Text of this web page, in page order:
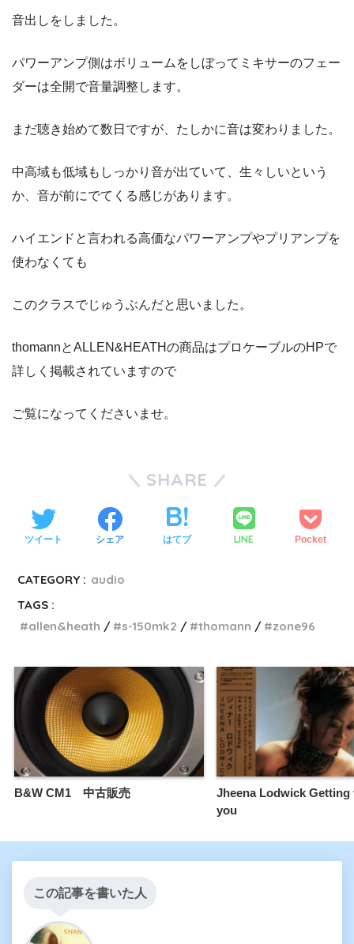
音出しをしました。
パワーアンプ側はボリュームをしぼってミキサーのフェー
ダーは全開で音量調整します。
まだ聴き始めて数日ですが、たしかに音は変わりました。
中高域も低域もしっかり音が出ていて、生々しいという
か、音が前にでてくる感じがあります。
ハイエンドと言われる高価なパワーアンプやプリアンプを
使わなくても
このクラスでじゅうぶんだと思いました。
thomannとALLEN&HEATHの商品はプロケーブルのHPで
詳しく掲載されていますので
ご覧になってくださいませ。
SHARE
ツイート シェア はてブ LINE Pocket
CATEGORY : audio
TAGS :
allen&heath
s-150mk2 thomann zone96
B&W CM1 中古販売
Jheena Lodwick Getting
you
この記事を書いた人